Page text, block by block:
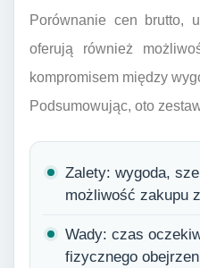
Porównanie cen brutto,
oferują również
kompromisem między
Podsumowując, oto
Zalety: wygoda,
możliwość zakupu
Wady: czas
fizycznego